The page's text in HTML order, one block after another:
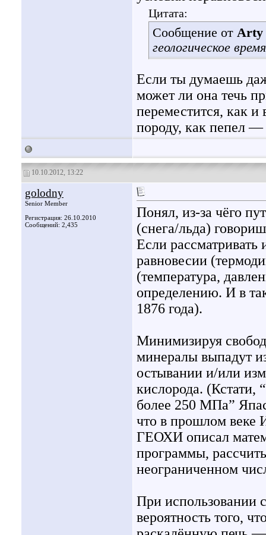
Цитата:
Сообщение от Arty
геологическое
Если ты думаешь
может ли она течь
переместится, как и
породу, как пепел
10.10.2012, 13:22
golodny
Senior Member
Регистрация: 26.10.2010
Сообщений: 2,435
Понял, из-за чёго
(снега/льда)
Если рассматривать
равновесии
(температура,
определению. И в
1876 года).
Минимизируя
минералы выпадут
остывании и/или
кислорода. (Кстати,
более 250 MПа”
что в прошлом веке
ГЕОХИ описал
программы,
неограниченном
При использовании
вероятность того,